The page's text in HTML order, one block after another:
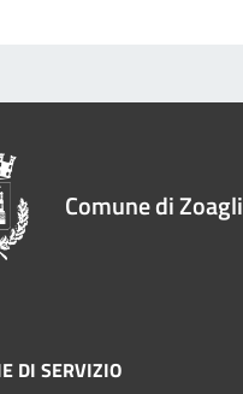
Comune di Zoagli
DI SERVIZIO